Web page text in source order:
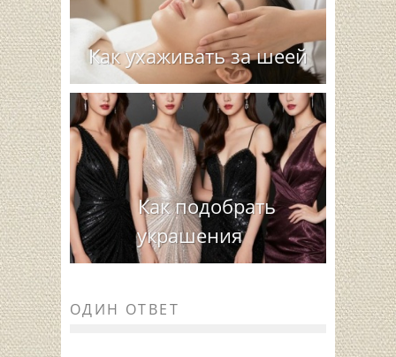
Как ухаживать за шеей
Как подобрать
украшения
ОДИН ОТВЕТ